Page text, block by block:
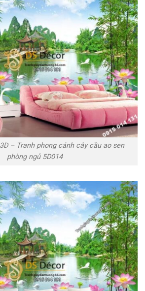
– Tranh phong cảnh cây cầu ao sen
phòng ngủ 5D014